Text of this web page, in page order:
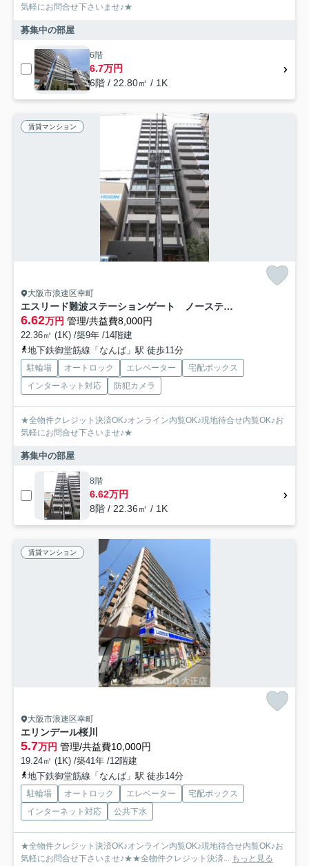
気軽にお問合せ下さいませ♪★
募集中の部屋
6階
6.7万円
6階 / 22.80㎡ / 1K
賃貸マンション
大阪市浪速区幸町
エスリード難波ステーションゲート ノーステラス
6.62万円 管理/共益費8,000円
22.36㎡ (1K) /築9年 /14階建
地下鉄御堂筋線「なんば」駅 徒歩11分
駐輪場 オートロック エレベーター
宅配ボックス
インターネット対応
防犯カメラ
★全物件クレジット決済OK♪オンライン内覧OK♪現地待合せ内覧OK♪お
気軽にお問合せ下さいませ♪★
募集中の部屋
8階
6.62万円
8階 / 22.36㎡ / 1K
賃貸マンション
大阪市浪速区幸町
エリンデール桜川
5.7万円 管理/共益費10,000円
19.24㎡ (1K) /築41年 /12階建
地下鉄御堂筋線「なんば」駅 徒歩14分
駐輪場 オートロック エレベーター
宅配ボックス
インターネット対応
公共下水
★全物件クレジット決済OK♪オンライン内覧OK♪現地待合せ内覧OK♪お
気軽にお問合せ下さいませ♪★★全物件クレジット決済... もっと見る